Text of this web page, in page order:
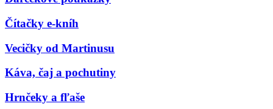
Čítačky e-kníh
Vecičky od Martinusu
Káva, čaj a pochutiny
Hrnčeky a fľaše